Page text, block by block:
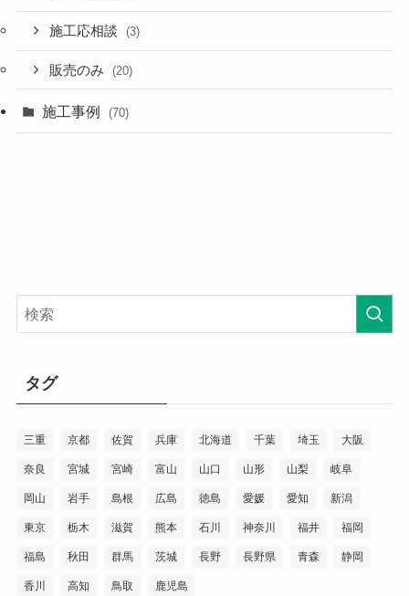
施工応相談 (3)
販売のみ (20)
施工事例 (70)
タグ
三重 京都 佐賀 兵庫 北海道 千葉 埼玉 大阪
奈良 宮城 宮崎 富山 山口 山形 山梨 岐阜
岡山 岩手 島根 広島 徳島 愛媛 愛知 新潟
東京 栃木 滋賀 熊本 石川 神奈川 福井 福岡
福島 秋田 群馬 茨城 長野 長野県 青森 静岡
香川 高知 鳥取 鹿児島